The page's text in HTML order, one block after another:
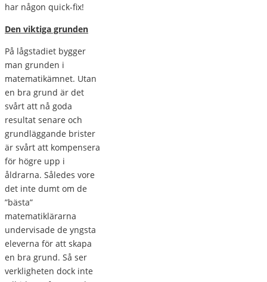
har någon quick-fix!
Den viktiga grunden
På lågstadiet bygger
man grunden i
matematikämnet. Utan
en bra grund är det
svårt att nå goda
resultat senare och
grundläggande brister
är svårt att kompensera
för högre upp i
åldrarna. Således vore
det inte dumt om de
”bästa”
matematiklärarna
undervisade de yngsta
eleverna för att skapa
en bra grund. Så ser
verkligheten dock inte